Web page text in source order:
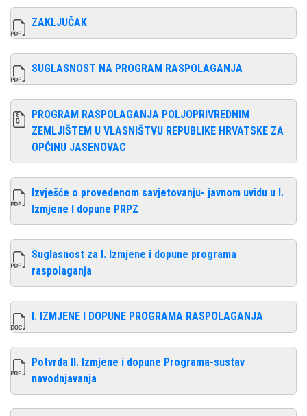
ZAKLJUČAK
SUGLASNOST NA PROGRAM RASPOLAGANJA
PROGRAM RASPOLAGANJA POLJOPRIVREDNIM
ZEMLJIŠTEM U VLASNIŠTVU REPUBLIKE HRVATSKE ZA
OPĆINU JASENOVAC
Izvješće o provedenom savjetovanju- javnom uvidu u I.
Izmjene I dopune PRPZ
Suglasnost za I. Izmjene i dopune programa
raspolaganja
I. IZMJENE I DOPUNE PROGRAMA RASPOLAGANJA
Potvrda II. Izmjene i dopune Programa-sustav
navodnjavanja